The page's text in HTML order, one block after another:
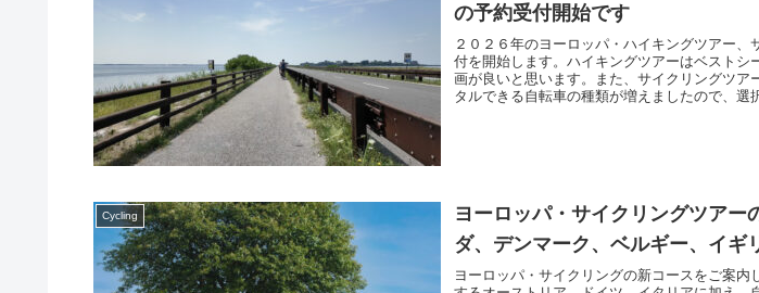
の予約受付開始です
２０２６年のヨーロッパ・ハイキングツアー、
付を開始します。ハイキングツアーはベストシ
画が良いと思います。また、サイクリングツア
タルできる自転車の種類が増えましたので、選
Cycling
ヨーロッパ・サイクリングツアー
ダ、デンマーク、ベルギー、イギ
ヨーロッパ・サイクリングの新コースをご案内